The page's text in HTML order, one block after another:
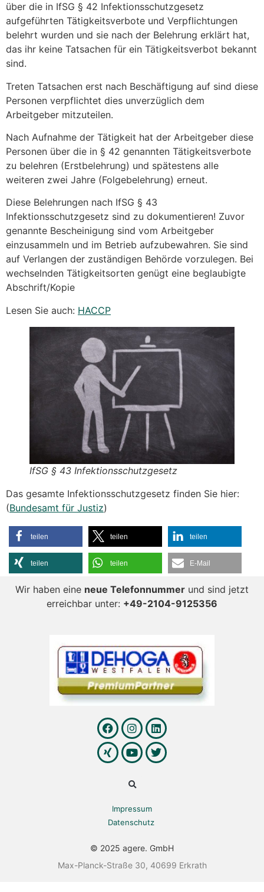
über die in IfSG § 42 Infektionsschutzgesetz
aufgeführten Tätigkeitsverbote und Verpflichtungen
belehrt wurden und sie nach der Belehrung erklärt hat,
das ihr keine Tatsachen für ein Tätigkeitsverbot bekannt
sind.
Treten Tatsachen erst nach Beschäftigung auf sind diese
Personen verpflichtet dies unverzüglich dem
Arbeitgeber mitzuteilen.
Nach Aufnahme der Tätigkeit hat der Arbeitgeber diese
Personen über die in § 42 genannten Tätigkeitsverbote
zu belehren (Erstbelehrung) und spätestens alle
weiteren zwei Jahre (Folgebelehrung) erneut.
Diese Belehrungen nach IfSG § 43
Infektionsschutzgesetz sind zu dokumentieren! Zuvor
genannte Bescheinigung sind vom Arbeitgeber
einzusammeln und im Betrieb aufzubewahren. Sie sind
auf Verlangen der zuständigen Behörde vorzulegen. Bei
wechselnden Tätigkeitsorten genügt eine beglaubigte
Abschrift/Kopie
Lesen Sie auch: HACCP
IfSG § 43 Infektionsschutzgesetz
Das gesamte Infektionsschutzgesetz finden Sie hier:
(Bundesamt für Justiz)
teilen teilen teilen
teilen teilen E-Mail
Wir haben eine neue Telefonnummer und sind jetzt
erreichbar unter: +49-2104-9125356
Impressum
Datenschutz
© 2025 agere. GmbH
Max-Planck-Straße 30, 40699 Erkrath